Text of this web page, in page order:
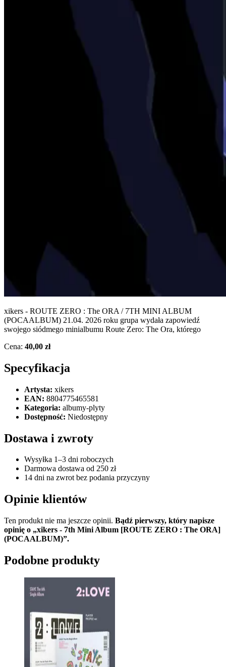
xikers - ROUTE ZERO : The ORA / 7TH MINI ALBUM
(POCAALBUM) 21.04. 2026 roku grupa wydała zapowiedź
swojego siódmego minialbumu Route Zero: The Ora, którego
Cena: 40,00 zł
Specyfikacja
Artysta: xikers
EAN: 8804775465581
Kategoria: albumy-plyty
Dostępność: Niedostępny
Dostawa i zwroty
Wysyłka 1–3 dni roboczych
Darmowa dostawa od 250 zł
14 dni na zwrot bez podania przyczyny
Opinie klientów
Ten produkt nie ma jeszcze opinii. Bądź pierwszy, który napisze
opinię o „xikers - 7th Mini Album [ROUTE ZERO : The ORA]
(POCAALBUM)”.
Podobne produkty